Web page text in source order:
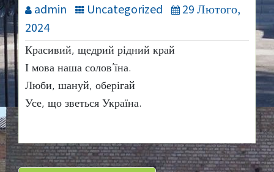
admin Uncategorized
29 Лютого,
2024
Красивий, щедрий рідний край
І мова наша солов’їна.
Люби, шануй, оберігай
Усе, що зветься Україна.